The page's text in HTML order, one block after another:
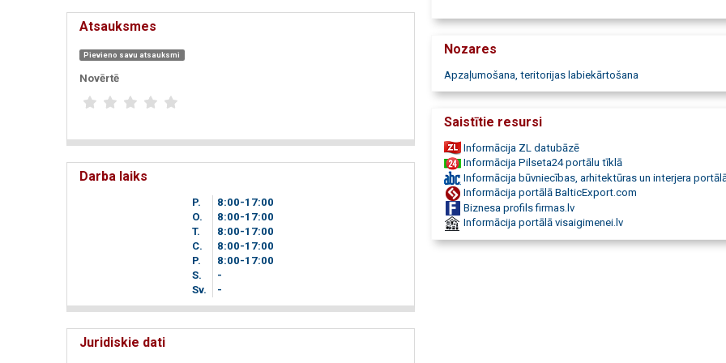
Atsauksmes
Pievieno savu atsauksmi
Novērtē
Darba laiks
P. 8 00-17 00
O.
8 00-17 00
T.
8 00-17 00
C.
8 00-17 00
P.
8 00-17 00
S.
-
Sv.
-
Juridiskie dati
(Grasses), zāļveida ziemcietes, graudzāles, grīšļi (Carex),
ozolpapardes (Dryopteris), dārzeņu stādi, garšaugi, Bērziņi,
vainagi, Ziemassvētku dekori, eglīšu rotājumi, dāvanas,
figūras, dārza dekori, zaļās sienas, vertikālā apzaļumošana.
Nozares
Apzaļumošana, teritorijas labiekārtošana
Saistītie resursi
Informācija ZL datubāzē
Informācija Pilseta24 portālu tīklā
Informācija būvniecības, arhitektūras un interjera
Informācija portālā BalticExport.com
Biznesa profils firmas.lv
Informācija portālā visaigimenei.lv